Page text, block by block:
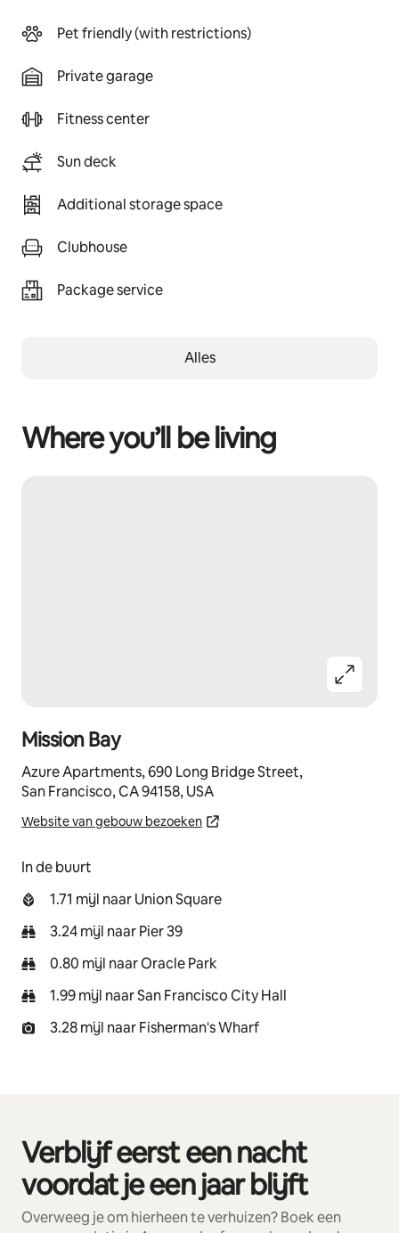
Pet friendly (with restrictions)
Private garage
Fitness center
Sun deck
Additional storage space
Clubhouse
Package service
Alles
Where you’ll be living
Mission Bay
Azure Apartments, 690 Long Bridge Street,
San Francisco, CA 94158, USA
Website van gebouw bezoeken
In de buurt
1.71 mijl naar Union Square
3.24 mijl naar Pier 39
0.80 mijl naar Oracle Park
1.99 mijl naar San Francisco City Hall
3.28 mijl naar Fisherman's Wharf
Verblijf eerst een nacht
voordat je een jaar blijft
Overweeg je om hierheen te verhuizen? Boek een
0 van 0 items weergegeven